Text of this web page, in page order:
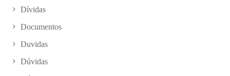
Dívidas
Documentos
Duvidas
Dúvidas